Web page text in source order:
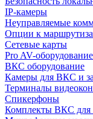
IP-камеры
Неуправляемые
Опции к
Сетевые карты
Pro AV-
ВКС оборудование
Камеры для ВКС и
Терминалы
Спикерфоны
Комплекты ВКС для